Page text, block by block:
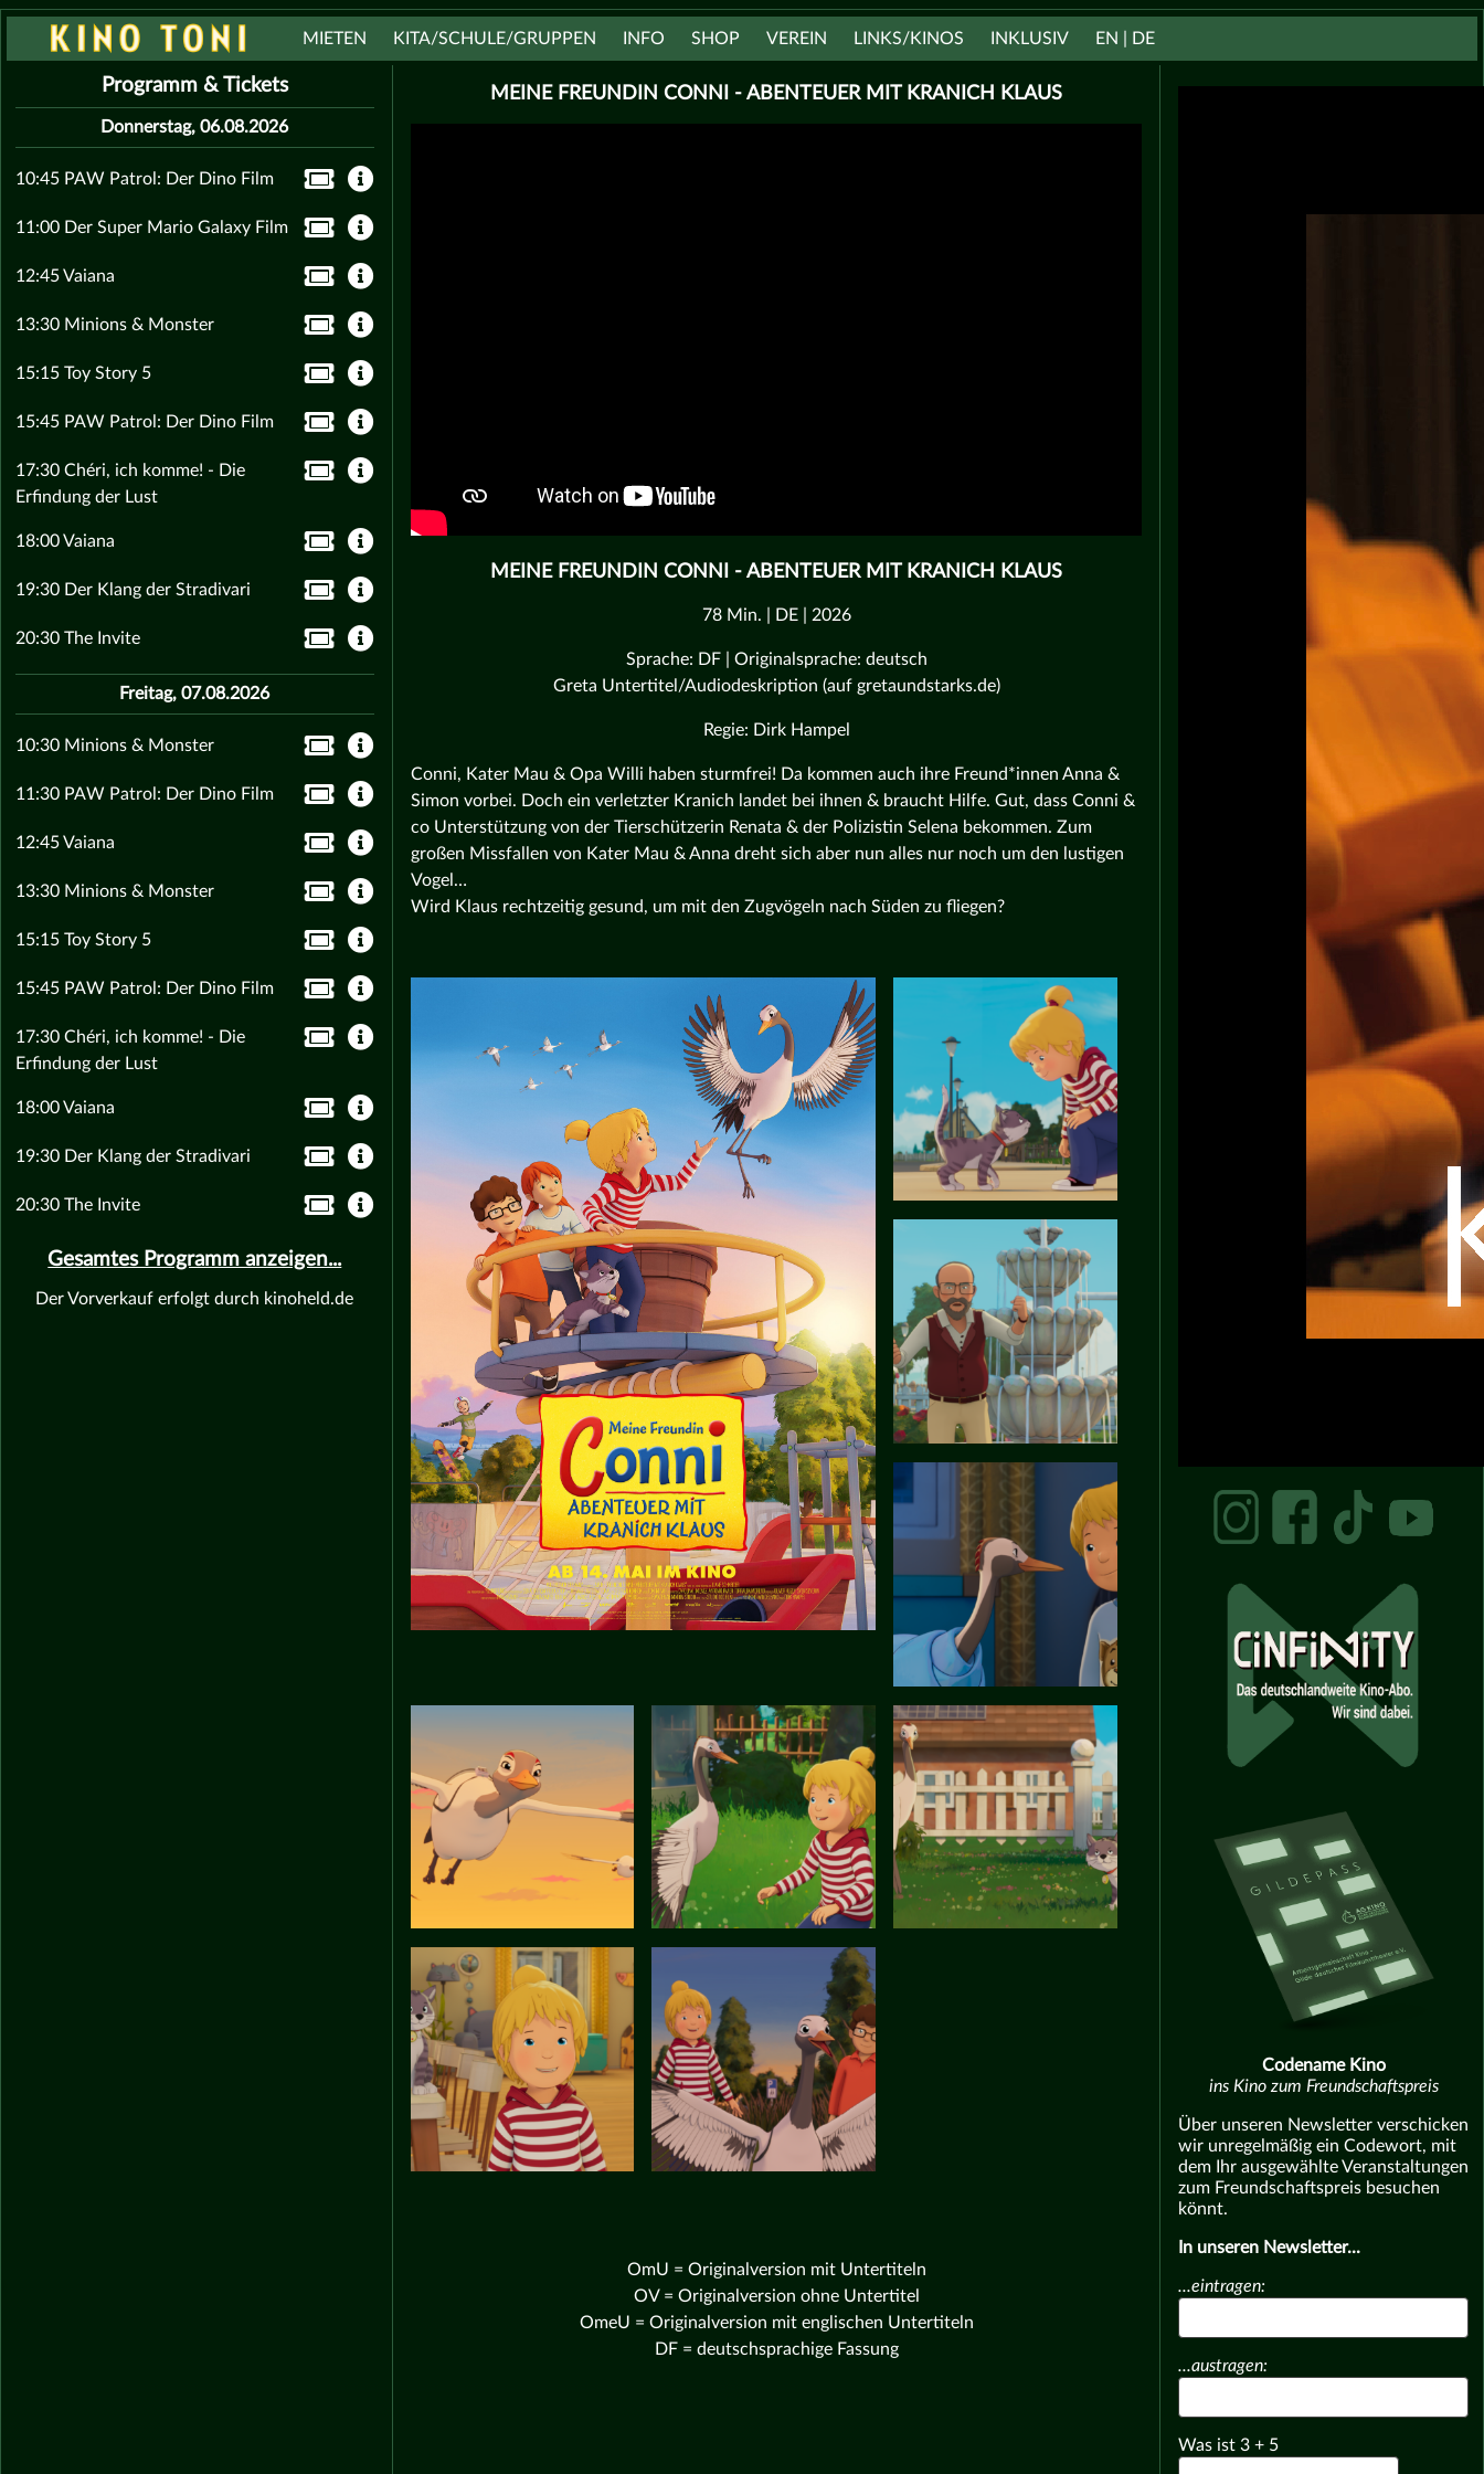
MIETEN KITA/SCHULE/GRUPPEN INFO SHOP VEREIN LINKS/KINOS INKLUSIV EN | DE
MEINE FREUNDIN CONNI - ABENTEUER MIT KRANICH KLAUS
MEINE FREUNDIN CONNI - ABENTEUER MIT KRANICH KLAUS
78 Min. | DE | 2026
Sprache: DF | Originalsprache: deutsch
Greta Untertitel/Audiodeskription (auf gretaundstarks.de)
Regie: Dirk Hampel
Conni, Kater Mau & Opa Willi haben sturmfrei! Da kommen auch ihre Freund*innen Anna &
Simon vorbei. Doch ein verletzter Kranich landet bei ihnen & braucht Hilfe. Gut, dass Conni &
co Unterstützung von der Tierschützerin Renata & der Polizistin Selena bekommen. Zum
großen Missfallen von Kater Mau & Anna dreht sich aber nun alles nur noch um den lustigen
Vogel…
Wird Klaus rechtzeitig gesund, um mit den Zugvögeln nach Süden zu fliegen?
OmU = Originalversion mit Untertiteln
OV = Originalversion ohne Untertitel
OmeU = Originalversion mit englischen Untertiteln
DF = deutschsprachige Fassung
Programm & Tickets
Donnerstag, 06.08.2026
10:45 PAW Patrol: Der Dino Film
11:00 Der Super Mario Galaxy Film
12:45 Vaiana
13:30 Minions & Monster
15:15 Toy Story 5
15:45 PAW Patrol: Der Dino Film
17:30 Chéri, ich komme! - Die
Erfindung der Lust
18:00 Vaiana
19:30 Der Klang der Stradivari
20:30 The Invite
Freitag, 07.08.2026
10:30 Minions & Monster
11:30 PAW Patrol: Der Dino Film
12:45 Vaiana
13:30 Minions & Monster
15:15 Toy Story 5
15:45 PAW Patrol: Der Dino Film
17:30 Chéri, ich komme! - Die
Erfindung der Lust
18:00 Vaiana
19:30 Der Klang der Stradivari
20:30 The Invite
Gesamtes Programm anzeigen...
Der Vorverkauf erfolgt durch kinoheld.de
Codename Kino
ins Kino zum Freundschaftspreis
Über unseren Newsletter verschicken
wir unregelmäßig ein Codewort, mit
dem Ihr ausgewählte Veranstaltungen
zum Freundschaftspreis besuchen
könnt.
In unseren Newsletter...
...eintragen:
...austragen:
Was ist3 + 5